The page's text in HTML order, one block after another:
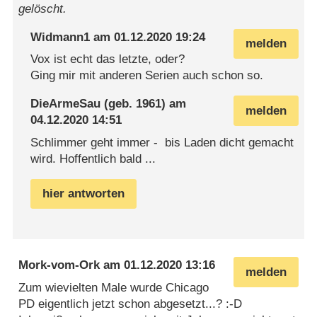
gelöscht.
melden
Widmann1 am01.12.2020 19:24
Vox ist echt das letzte, oder?
Ging mir mit anderen Serien auch schon so.
melden
DieArmeSau (geb. 1961) am
04.12.2020 14:51
Schlimmer geht immer - bis Laden dicht gemacht
wird. Hoffentlich bald ...
hier antworten
melden
Mork-vom-Orkam01.12.2020 13:16
Zum wievielten Male wurde Chicago
PD eigentlich jetzt schon abgesetzt...? :-D